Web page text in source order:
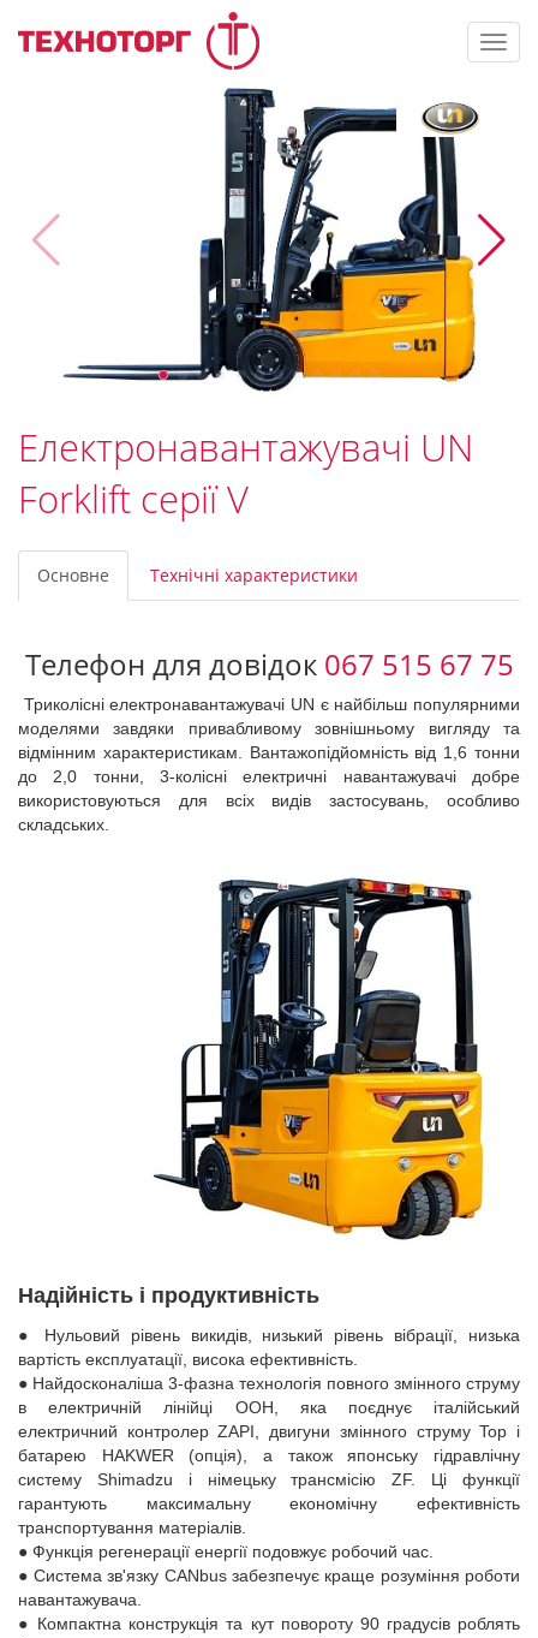
Електронавантажувачі UN
Forklift серії V
Основне Технічні характеристики
Телефон для довідок 067 515 67 75
Триколісні електронавантажувачі UN є найбільш популярними
моделями завдяки привабливому зовнішньому вигляду та
відмінним характеристикам. Вантажопідйомність від 1,6 тонни
до 2,0 тонни, 3-колісні електричні навантажувачі добре
використовуються для всіх видів застосувань, особливо
складських.
Надійність і продуктивність
● Нульовий рівень викидів, низький рівень вібрації, низька
вартість експлуатації, висока ефективність.
● Найдосконаліша 3-фазна технологія повного змінного струму
в електричній лінійці ООН, яка поєднує італійський
електричний контролер ZAPI, двигуни змінного струму Top і
батарею HAKWER (опція), а також японську гідравлічну
систему Shimadzu і німецьку трансмісію ZF. Ці функції
гарантують максимальну економічну ефективність
транспортування матеріалів.
● Функція регенерації енергії подовжує робочий час.
● Система зв'язку CANbus забезпечує краще розуміння роботи
навантажувача.
● Компактна конструкція та кут повороту 90 градусів роблять